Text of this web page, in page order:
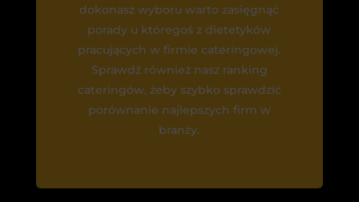
dokonasz wyboru warto zasięgnąć
porady u któregoś z dietetyków
pracujących w firmie cateringowej.
Sprawdź również nasz ranking
cateringów, żeby szybko sprawdzić
porównanie najlepszych firm w
branży.